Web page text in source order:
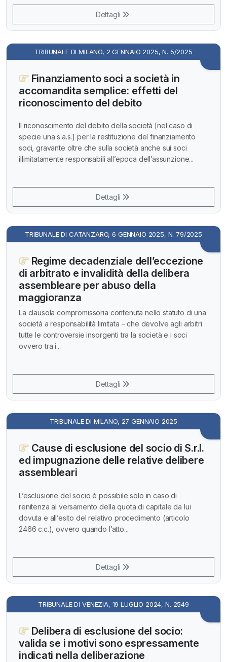
Dettagli
TRIBUNALE DI MILANO, 2 GENNAIO 2025, N. 5/2025
Finanziamento soci a società in
accomandita semplice: effetti del
riconoscimento del debito
Il riconoscimento del debito della società [nel caso di
specie una s.a.s.] per la restituzione del finanziamento
soci, gravante oltre che sulla società anche sui soci
illimitatamente responsabili all’epoca dell’assunzione...
Dettagli
TRIBUNALE DI CATANZARO, 6 GENNAIO 2025, N. 79/2025
Regime decadenziale dell’eccezione
di arbitrato e invalidità della delibera
assembleare per abuso della
maggioranza
La clausola compromissoria contenuta nello statuto di una
società a responsabilità limitata – che devolve agli arbitri
tutte le controversie insorgenti tra la società e i soci
ovvero tra i...
Dettagli
TRIBUNALE DI MILANO, 27 GENNAIO 2025
Cause di esclusione del socio di S.r.l.
ed impugnazione delle relative delibere
assembleari
L’esclusione del socio è possibile solo in caso di
renitenza al versamento della quota di capitale da lui
dovuta e all’esito del relativo procedimento (articolo
2466 c.c.), ovvero quando l’atto...
Dettagli
TRIBUNALE DI VENEZIA, 19 LUGLIO 2024, N. 2549
Delibera di esclusione del socio:
valida se i motivi sono espressamente
indicati nella deliberazione